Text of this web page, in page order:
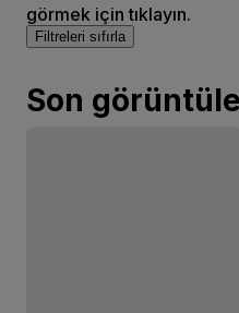
görmek için tıklayın.
Filtreleri sıfırla
Son